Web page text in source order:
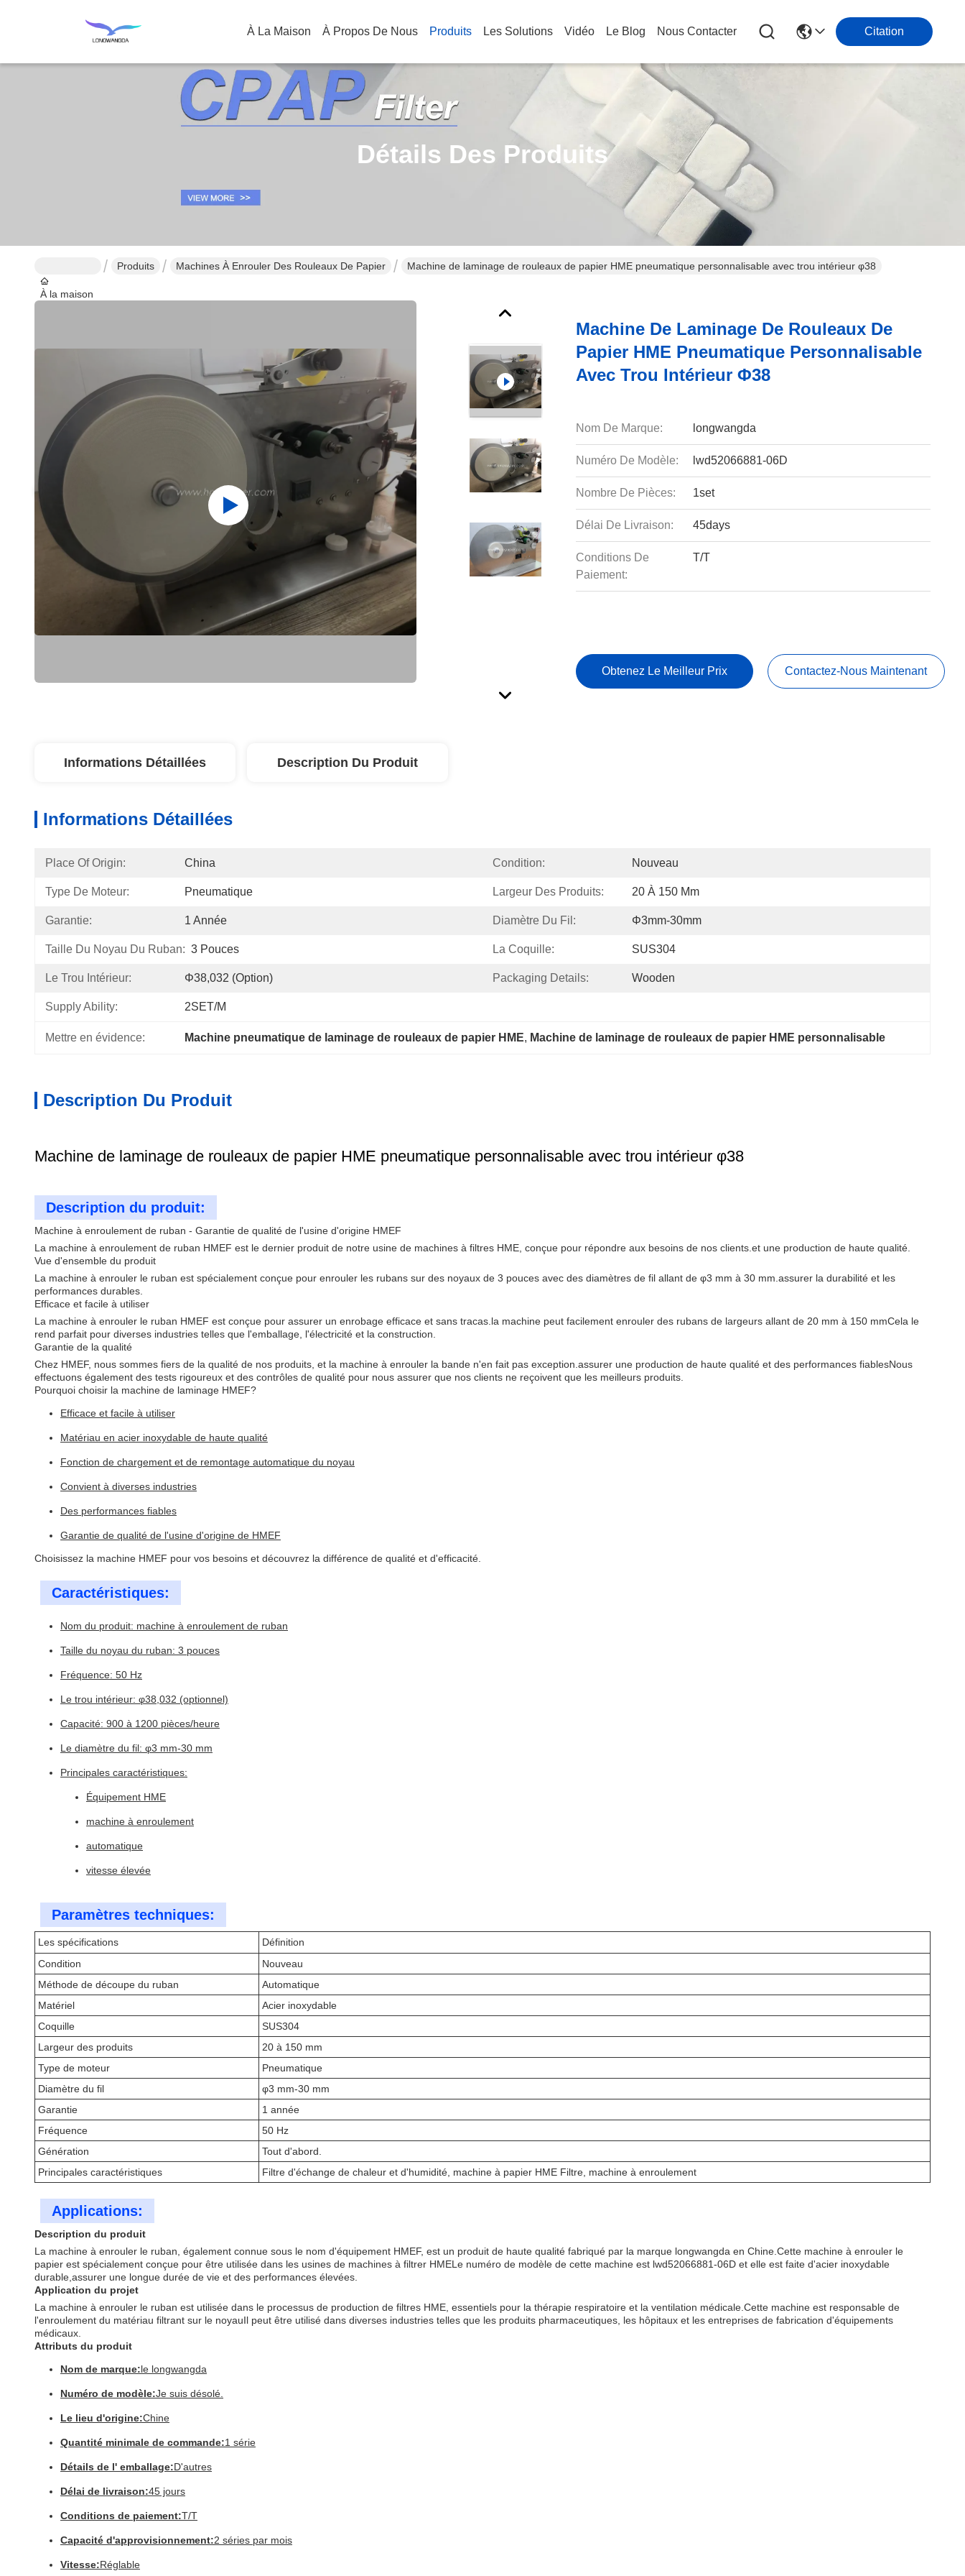
À La Maison À Propos De Nous Produits Les Solutions Vidéo Le Blog Nous Contacter Citation
Détails Des Produits
À la maison
Produits Machines À Enrouler Des Rouleaux De Papier Machine de laminage de rouleaux de papier HME pneumatique personnalisable avec trou intérieur φ38
Machine De Laminage De Rouleaux De
Papier HME Pneumatique Personnalisable
Avec Trou Intérieur Φ38
Nom De Marque: longwangda
Numéro De Modèle: lwd52066881-06D
Nombre De Pièces: 1set
Délai De Livraison: 45days
Conditions De
Paiement:
T/T
Obtenez Le Meilleur Prix Contactez-Nous Maintenant
Informations Détaillées Description Du Produit
Informations Détaillées
Place Of Origin: China Condition: Nouveau
Type De Moteur: Pneumatique Largeur Des Produits: 20 À 150 Mm
Garantie: 1 Année Diamètre Du Fil: Φ3mm-30mm
Taille Du Noyau Du Ruban: 3 Pouces La Coquille: SUS304
Le Trou Intérieur: Φ38,032 (option) Packaging Details: Wooden
Supply Ability: 2SET/M
Mettre en évidence: Machine pneumatique de laminage de rouleaux de papier HME, Machine de laminage de rouleaux de papier HME personnalisable
Description Du Produit
Machine de laminage de rouleaux de papier HME pneumatique personnalisable avec trou intérieur φ38
Description du produit:
Machine à enroulement de ruban - Garantie de qualité de l'usine d'origine HMEF
La machine à enroulement de ruban HMEF est le dernier produit de notre usine de machines à filtres HME, conçue pour répondre aux besoins de nos clients.et une production de haute qualité.
Vue d'ensemble du produit
La machine à enrouler le ruban est spécialement conçue pour enrouler les rubans sur des noyaux de 3 pouces avec des diamètres de fil allant de φ3 mm à 30 mm.assurer la durabilité et les
performances durables.
Efficace et facile à utiliser
La machine à enrouler le ruban HMEF est conçue pour assurer un enrobage efficace et sans tracas.la machine peut facilement enrouler des rubans de largeurs allant de 20 mm à 150 mmCela le
rend parfait pour diverses industries telles que l'emballage, l'électricité et la construction.
Garantie de la qualité
Chez HMEF, nous sommes fiers de la qualité de nos produits, et la machine à enrouler la bande n'en fait pas exception.assurer une production de haute qualité et des performances fiablesNous
effectuons également des tests rigoureux et des contrôles de qualité pour nous assurer que nos clients ne reçoivent que les meilleurs produits.
Pourquoi choisir la machine de laminage HMEF?
Efficace et facile à utiliser
Matériau en acier inoxydable de haute qualité
Fonction de chargement et de remontage automatique du noyau
Convient à diverses industries
Des performances fiables
Garantie de qualité de l'usine d'origine de HMEF
Choisissez la machine HMEF pour vos besoins et découvrez la différence de qualité et d'efficacité.
Caractéristiques:
Nom du produit: machine à enroulement de ruban
Taille du noyau du ruban: 3 pouces
Fréquence: 50 Hz
Le trou intérieur: φ38,032 (optionnel)
Capacité: 900 à 1200 pièces/heure
Le diamètre du fil: φ3 mm-30 mm
Principales caractéristiques:
Équipement HME
machine à enroulement
automatique
vitesse élevée
Paramètres techniques:
Les spécifications
Définition
Condition
Nouveau
Méthode de découpe du ruban
Automatique
Matériel
Acier inoxydable
Coquille
SUS304
Largeur des produits
20 à 150 mm
Type de moteur
Pneumatique
Diamètre du fil
φ3 mm-30 mm
Garantie
1 année
Fréquence
50 Hz
Génération
Tout d'abord.
Principales caractéristiques
Filtre d'échange de chaleur et d'humidité, machine à papier HME Filtre, machine à enroulement
Applications:
Description du produit
La machine à enrouler le ruban, également connue sous le nom d'équipement HMEF, est un produit de haute qualité fabriqué par la marque longwangda en Chine.Cette machine à enrouler le
papier est spécialement conçue pour être utilisée dans les usines de machines à filtrer HMELe numéro de modèle de cette machine est lwd52066881-06D et elle est faite d'acier inoxydable
durable,assurer une longue durée de vie et des performances élevées.
Application du projet
La machine à enrouler le ruban est utilisée dans le processus de production de filtres HME, essentiels pour la thérapie respiratoire et la ventilation médicale.Cette machine est responsable de
l'enroulement du matériau filtrant sur le noyauIl peut être utilisé dans diverses industries telles que les produits pharmaceutiques, les hôpitaux et les entreprises de fabrication d'équipements
médicaux.
Attributs du produit
Nom de marque:le longwangda
Numéro de modèle:Je suis désolé.
Le lieu d'origine:Chine
Quantité minimale de commande:1 série
Détails de l' emballage:D'autres
Délai de livraison:45 jours
Conditions de paiement:T/T
Capacité d'approvisionnement:2 séries par mois
Vitesse:Réglable